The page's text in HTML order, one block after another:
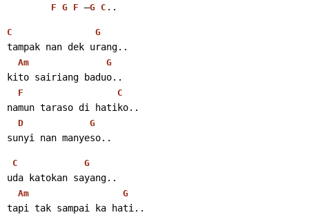
F G F –G C ..
C G
tampak nan dek urang..
Am G
kito sairiang baduo..
F C
namun taraso di hatiko..
D G
sunyi nan manyeso..
C G
uda katokan sayang..
Am G
tapi tak sampai ka hati..